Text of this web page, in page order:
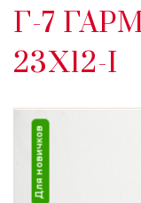
Г-7
23Х12-I
Для новичков